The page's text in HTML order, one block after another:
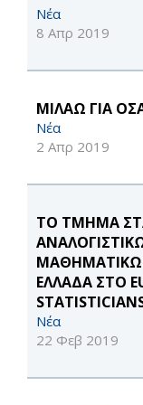
Νέα
8 Απρ 2019
ΜΙΛΑΩ ΓΙΑ
Νέα
2 Απρ 2019
ΤΟ ΤΜΗΜΑ
ΕΛΛΑΔΑ ΣΤΟ
Νέα
22 Φεβ 2019